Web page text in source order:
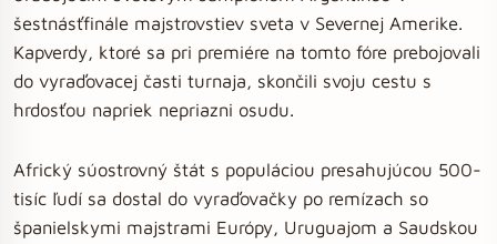
šestnásťfinále majstrovstiev sveta v Severnej Amerike.
Kapverdy, ktoré sa pri premiére na tomto fóre prebojovali
do vyraďovacej časti turnaja, skončili svoju cestu s
hrdosťou napriek nepriazni osudu.
Africký súostrovný štát s populáciou presahujúcou 500-
tisíc ľudí sa dostal do vyraďovačky po remízach so
španielskymi majstrami Európy, Uruguajom a Saudskou